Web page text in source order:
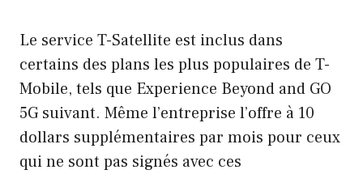
Le service T-Satellite est inclus dans
certains des plans les plus populaires de T-
Mobile, tels que Experience Beyond and GO
5G suivant. Même l’entreprise l’offre à 10
dollars supplémentaires par mois pour ceux
qui ne sont pas signés avec ces